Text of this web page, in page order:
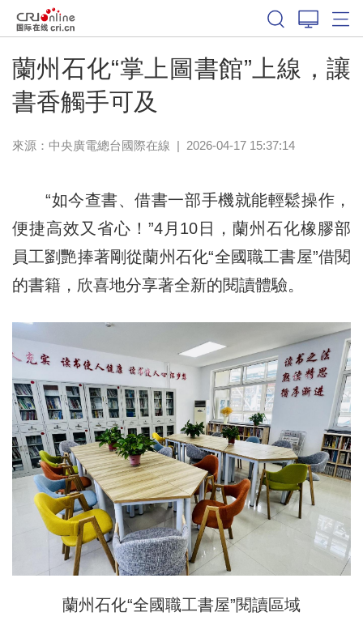
蘭州石化“掌上圖書館”上線，讓
書香觸手可及
來源：中央廣電總台國際在線 | 2026-04-17 15:37:14
“如今查書、借書一部手機就能輕鬆操作，
便捷高效又省心！”4月10日，蘭州石化橡膠部
員工劉艷捧著剛從蘭州石化“全國職工書屋”借閱
的書籍，欣喜地分享著全新的閱讀體驗。
蘭州石化“全國職工書屋”閱讀區域